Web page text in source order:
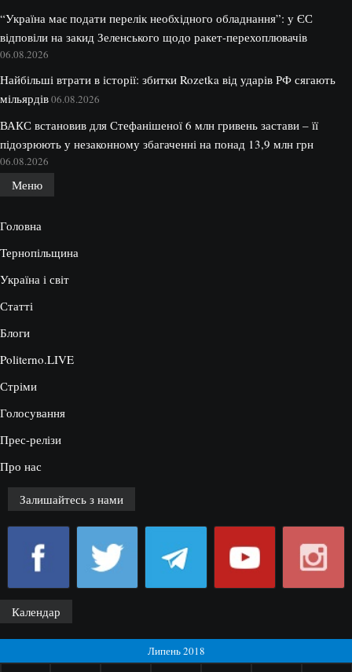
“Україна має подати перелік необхідного обладнання”: у ЄС
відповіли на закид Зеленського щодо ракет-перехоплювачів
06.08.2026
Найбільші втрати в історії: збитки Rozetka від ударів РФ сягають
мільярдів06.08.2026
ВАКС встановив для Стефанішеної 6 млн гривень застави – її
підозрюють у незаконному збагаченні на понад 13,9 млн грн
06.08.2026
Меню
Головна
Тернопільщина
Україна і світ
Статті
Блоги
Politerno.LIVE
Стріми
Голосування
Прес-релізи
Про нас
Залишайтесь з нами
Календар
Липень 2018